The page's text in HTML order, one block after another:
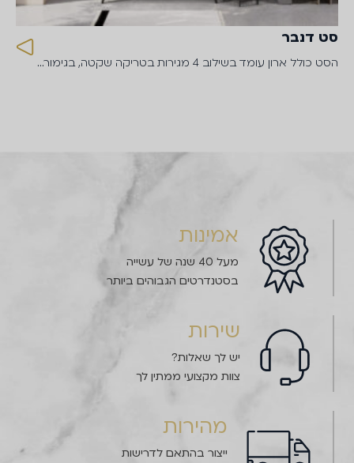
סט דנבר
הסט כולל ארון עומד בשילוב 4 מגירות בטריקה שקטה, בגימור…
אמינות
מעל 40 שנה של עשייה
בסטנדרטים הגבוהים ביותר
שירות
יש לך שאלות?
צוות מקצועי ממתין לך
מהירות
ייצור בהתאם לדרישות